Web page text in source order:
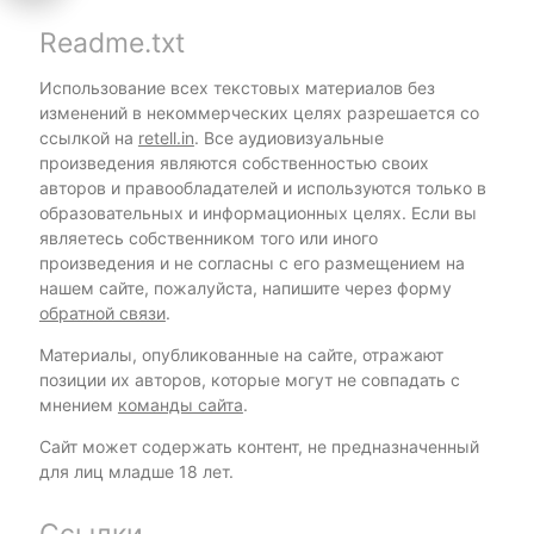
Readme.txt
Использование всех текстовых материалов без
изменений в некоммерческих целях разрешается со
ссылкой на retell.in. Все аудиовизуальные
произведения являются собственностью своих
авторов и правообладателей и используются только в
образовательных и информационных целях. Если вы
являетесь собственником того или иного
произведения и не согласны с его размещением на
нашем сайте, пожалуйста, напишите через форму
обратной связи.
Материалы, опубликованные на сайте, отражают
позиции их авторов, которые могут не совпадать с
мнением команды сайта.
Сайт может содержать контент, не предназначенный
для лиц младше 18 лет.